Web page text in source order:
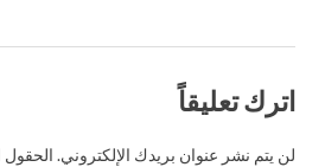
تعليقاً
يتم نشر عنوان بريدك الإلكتروني.الحقول